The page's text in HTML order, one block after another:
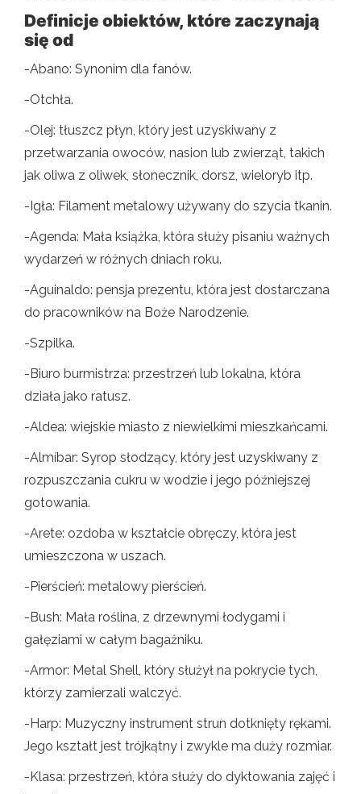
Definicje obiektów, które zaczynają
się od
-Abano: Synonim dla fanów.
-Otchła.
-Olej: tłuszcz płyn, który jest uzyskiwany z
przetwarzania owoców, nasion lub zwierząt, takich
jak oliwa z oliwek, słonecznik, dorsz, wieloryb itp.
-Igła: Filament metalowy używany do szycia tkanin.
-Agenda: Mała książka, która służy pisaniu ważnych
wydarzeń w różnych dniach roku.
-Aguinaldo: pensja prezentu, która jest dostarczana
do pracowników na Boże Narodzenie.
-Szpilka.
-Biuro burmistrza: przestrzeń lub lokalna, która
działa jako ratusz.
-Aldea: wiejskie miasto z niewielkimi mieszkańcami.
-Almíbar: Syrop słodzący, który jest uzyskiwany z
rozpuszczania cukru w ​​wodzie i jego późniejszej
gotowania.
-Arete: ozdoba w kształcie obręczy, która jest
umieszczona w uszach.
-Pierścień: metalowy pierścień.
-Bush: Mała roślina, z drzewnymi łodygami i
gałęziami w całym bagażniku.
-Armor: Metal Shell, który służył na pokrycie tych,
którzy zamierzali walczyć.
-Harp: Muzyczny instrument strun dotknięty rękami.
Jego kształt jest trójkątny i zwykle ma duży rozmiar.
-Klasa: przestrzeń, która służy do dyktowania zajęć i